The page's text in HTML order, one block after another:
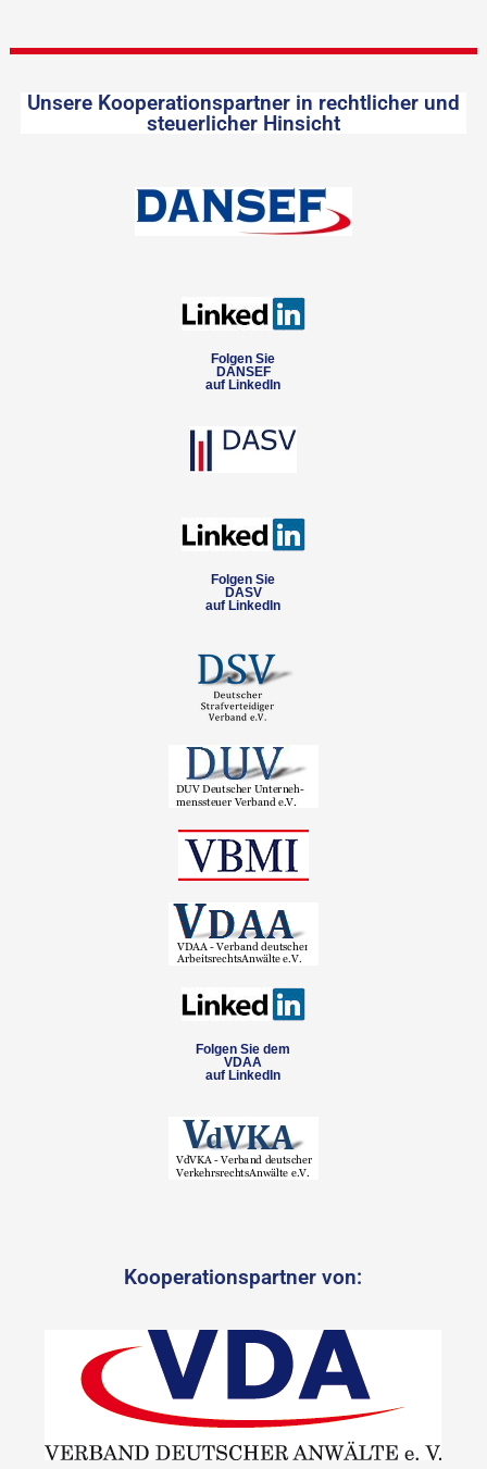
Unsere Kooperationspartner in rechtlicher und
steuerlicher Hinsicht
Folgen Sie
DANSEF
auf LinkedIn
Folgen Sie
DASV
auf LinkedIn
Folgen Sie dem
VDAA
auf LinkedIn
Kooperationspartner von: